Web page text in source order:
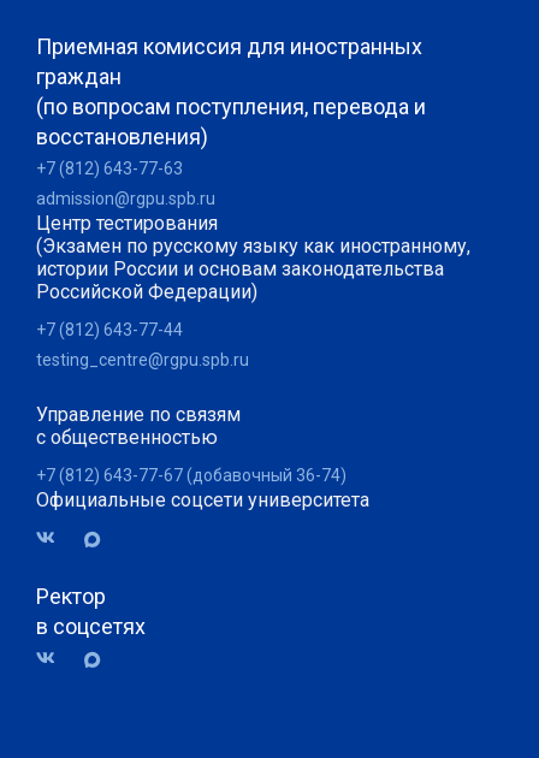
Приемная комиссия для иностранных
граждан
(по вопросам поступления, перевода и
восстановления)
+7 (812) 643-77-63
admission@rgpu.spb.ru
Центр тестирования
(Экзамен по русскому языку как иностранному,
истории России и основам законодательства
Российской Федерации)
+7 (812) 643-77-44
testing_centre@rgpu.spb.ru
Управление по связям
с общественностью
+7 (812) 643-77-67 (добавочный 36-74)
Официальные соцсети университета
Ректор
в соцсетях